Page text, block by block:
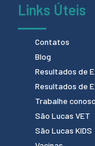
Links Úteis
Contatos
Blog
Resultados de
Resultados de
Trabalhe
São Lucas VET
São Lucas KIDS